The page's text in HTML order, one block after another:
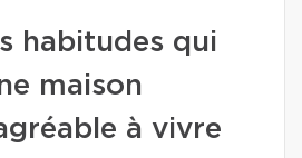
habitudes qui
maison
à vivre